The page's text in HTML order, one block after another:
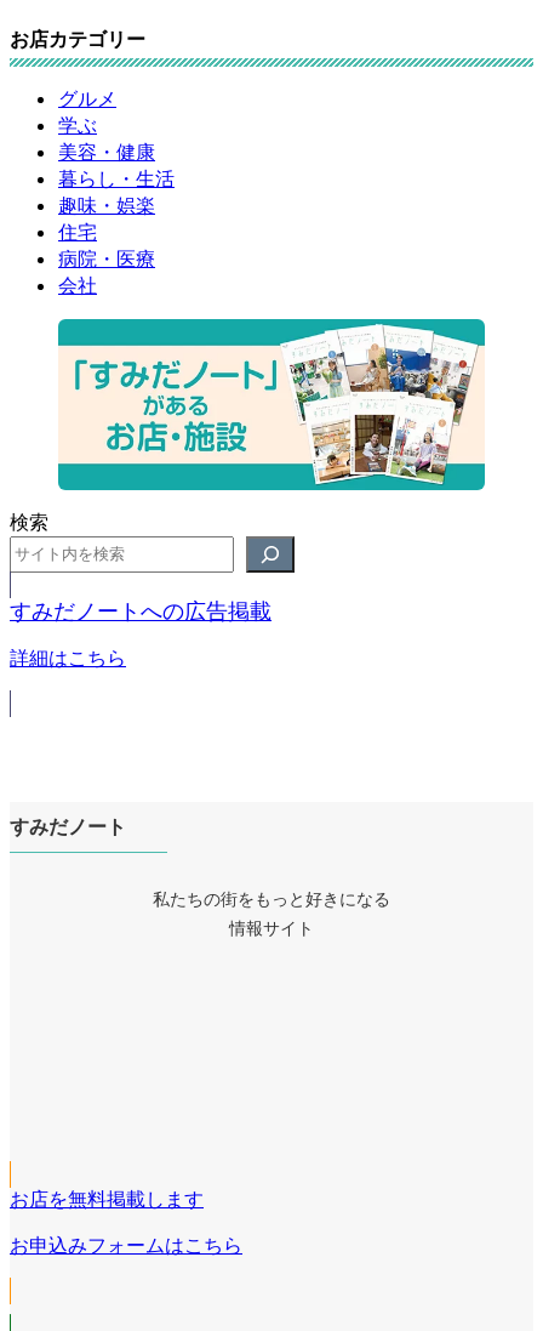
お店カテゴリー
グルメ
学ぶ
美容・健康
暮らし・生活
趣味・娯楽
住宅
病院・医療
会社
検索
すみだノートへの広告掲載
詳細はこちら
すみだノート
私たちの街をもっと好きになる
情報サイト
リ
ン
ク
ン
リ
ク
ン
ン
ク
お店を無料掲載します
お申込みフォームはこちら